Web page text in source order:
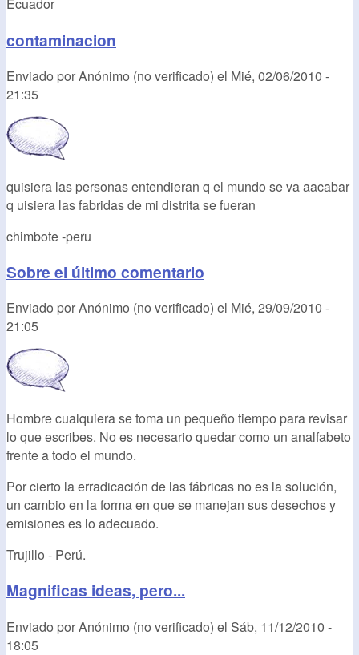
Ecuador
contaminacion
Enviado porAnónimo (no verificado) el Mié, 02/06/2010 -
21:35
quisiera las personas entendieran q el mundo se va aacabar
q uisiera las fabridas de mi distrita se fueran
chimbote -peru
Sobre el último comentario
Enviado porAnónimo (no verificado) el Mié, 29/09/2010 -
21:05
Hombre cualquiera se toma un pequeño tiempo para revisar
lo que escribes. No es necesario quedar como un analfabeto
frente a todo el mundo.
Por cierto la erradicación de las fábricas no es la solución,
un cambio en la forma en que se manejan sus desechos y
emisiones es lo adecuado.
Trujillo - Perú.
Magnificas ideas, pero...
Enviado porAnónimo (no verificado) el Sáb, 11/12/2010 -
18:05